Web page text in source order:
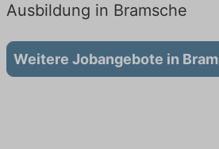
Ausbildung in Bramsche
Weitere Jobangebote in